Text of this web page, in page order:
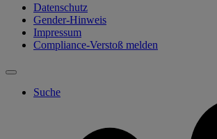
Datenschutz
Gender-Hinweis
Impressum
Compliance-Verstoß melden
Suche